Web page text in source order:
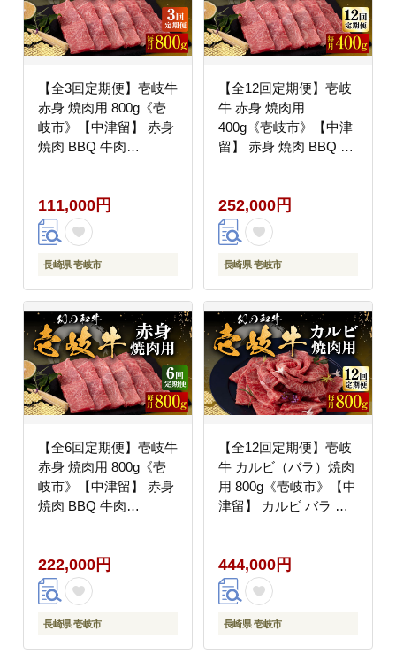
【全3回定期便】壱岐牛
赤身 焼肉用 800g《壱
岐市》【中津留】 赤身
焼肉 BBQ 牛肉
111,000円
長崎県 壱岐市
【全12回定期便】壱岐
牛 赤身 焼肉用
400g《壱岐市》【中津
留】 赤身 焼肉 BBQ 牛
252,000円
長崎県 壱岐市
【全6回定期便】壱岐牛
赤身 焼肉用 800g《壱
岐市》【中津留】 赤身
焼肉 BBQ 牛肉
222,000円
長崎県 壱岐市
【全12回定期便】壱岐
牛 カルビ（バラ）焼肉
用 800g《壱岐市》【中
津留】 カルビ バラ 焼
400000円 40万円
444,000円
長崎県 壱岐市